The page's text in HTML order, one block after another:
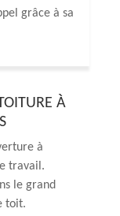
grâce à sa
À
à
travail.
le grand
toit.